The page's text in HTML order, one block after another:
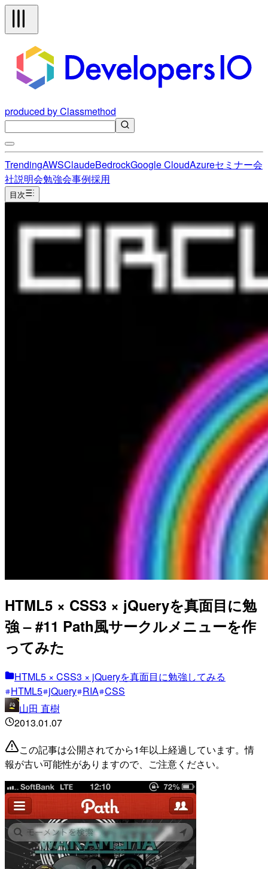
produced by Classmethod
TrendingAWSClaudeBedrockGoogle CloudAzureセミナー会
社説明会勉強会事例採用
目次
HTML5 × CSS3 × jQueryを真面目に勉
強 – #11 Path風サークルメニューを作
ってみた
HTML5 × CSS3 × jQueryを真面目に勉強してみる
HTML5 jQuery RIA CSS
山田 直樹
2013.01.07
この記事は公開されてから1年以上経過しています。情
報が古い可能性がありますので、ご注意ください。